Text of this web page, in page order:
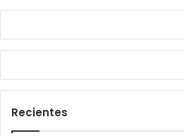
Recientes